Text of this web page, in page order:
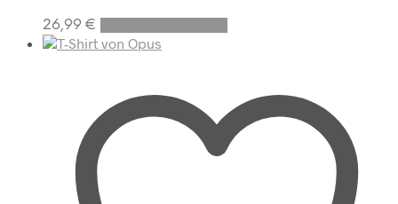
26,99 €
Dieses
auf.
Die
Optionen